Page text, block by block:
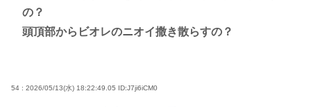
の？
頭頂部からビオレのニオイ撒き散らすの？
54 : 2026/05/13(水) 18:22:49.05 ID:J7ji6iCM0